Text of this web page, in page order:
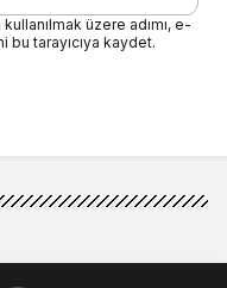
üzere adımı, e-
tarayıcıya kaydet.